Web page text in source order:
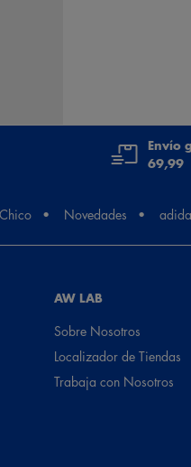
Envío
69,99
Novedades
AW LAB
Sobre Nosotros
Localizador de Tiendas
Trabaja con Nosotros